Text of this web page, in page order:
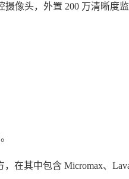
摄像头，外置 200 万清晰度
在其中包含 Micromax、